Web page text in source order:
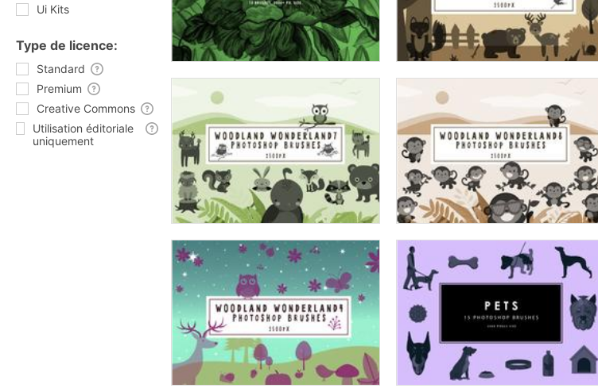
Ui Kits
Type de licence:
Standard
Premium
Creative Commons
Utilisation éditoriale
uniquement